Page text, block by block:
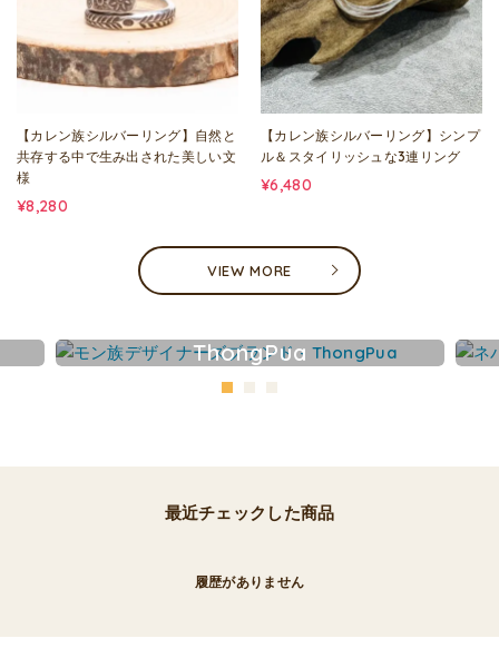
【カレン族シルバーリング】自然と
共存する中で生み出された美しい文
様
¥8,280
【カレン族シルバーリング】シンプ
ル＆スタイリッシュな3連リング
¥6,480
VIEW MORE
ThongPua
最近チェックした商品
履歴がありません